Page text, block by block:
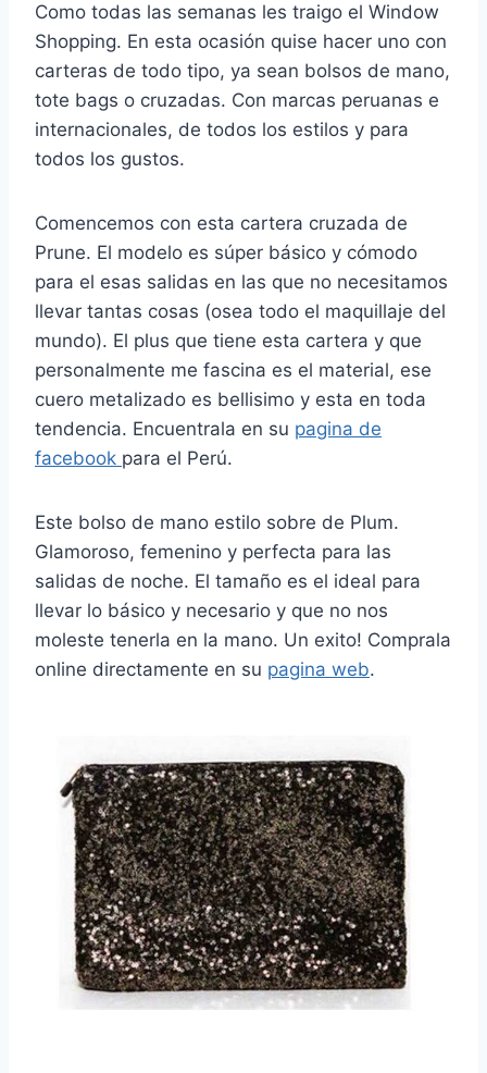
Como todas las semanas les traigo el Window
Shopping. En esta ocasión quise hacer uno con
carteras de todo tipo, ya sean bolsos de mano,
tote bags o cruzadas. Con marcas peruanas e
internacionales, de todos los estilos y para
todos los gustos.
Comencemos con esta cartera cruzada de
Prune. El modelo es súper básico y cómodo
para el esas salidas en las que no necesitamos
llevar tantas cosas (osea todo el maquillaje del
mundo). El plus que tiene esta cartera y que
personalmente me fascina es el material, ese
cuero metalizado es bellisimo y esta en toda
tendencia. Encuentrala en su pagina de
facebook para el Perú.
Este bolso de mano estilo sobre de Plum.
Glamoroso, femenino y perfecta para las
salidas de noche. El tamaño es el ideal para
llevar lo básico y necesario y que no nos
moleste tenerla en la mano. Un exito! Comprala
online directamente en su pagina web.